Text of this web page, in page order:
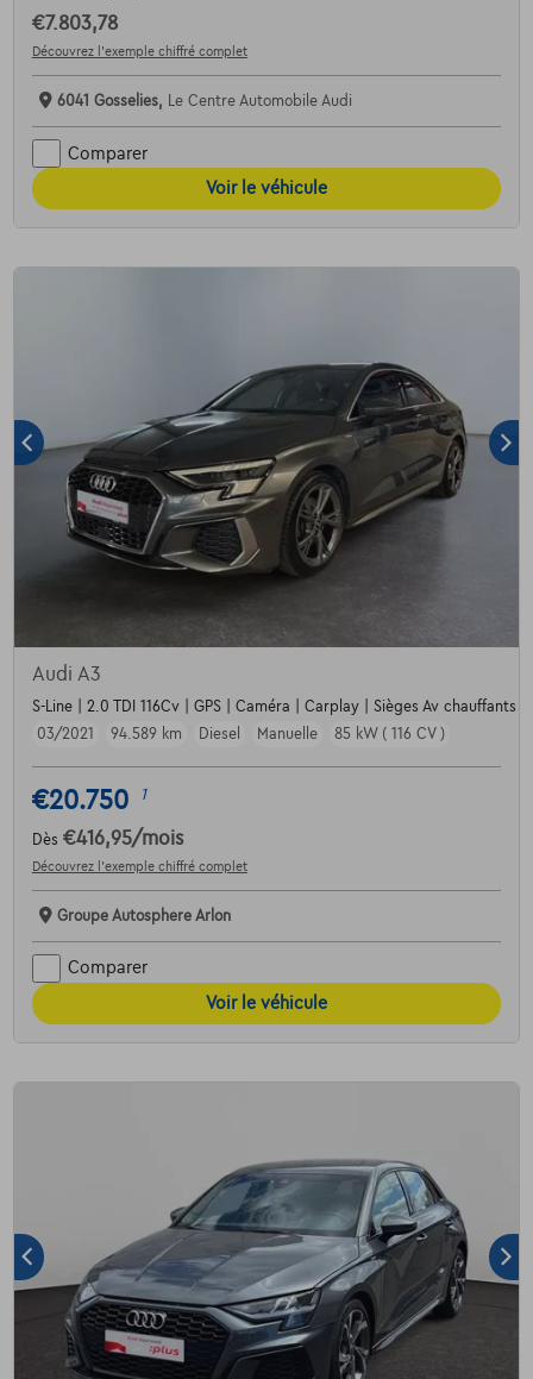
€7.803,78
Découvrez l’exemple chiffré complet
6041 Gosselies, Le Centre Automobile Audi
Comparer
Voir le véhicule
Audi A3
S-Line | 2.0 TDI 116Cv | GPS | Caméra | Carplay | Sièges Av chauffants
03/2021
94.589 km Diesel Manuelle 85 kW ( 116 CV )
€20.750 1
Dès €416,95/mois
Découvrez l’exemple chiffré complet
Groupe Autosphere Arlon
Comparer
Voir le véhicule